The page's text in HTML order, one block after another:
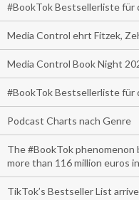
#BookTok Bestsellerliste für
Media Control ehrt Fitzek,
Media Control Book Night
#BookTok Bestsellerliste für
Podcast Charts nach Genre
The #BookTok phenomenon
more than 116 million euros
TikTok’s Bestseller List